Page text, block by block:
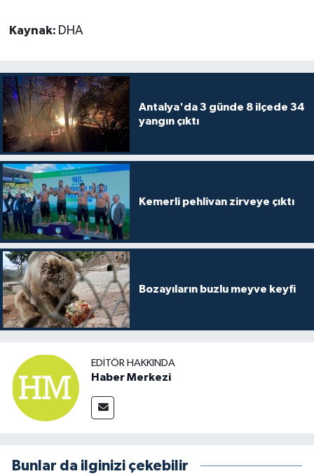
Kaynak: DHA
Antalya'da 3 günde 8 ilçede 34
yangın çıktı
Kemerli pehlivan zirveye çıktı
Bozayıların buzlu meyve keyfi
EDITÖR HAKKINDA
Haber Merkezi
Bunlar da ilginizi çekebilir